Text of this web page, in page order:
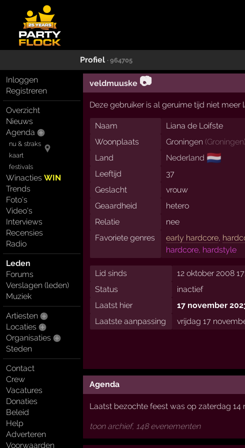
Profiel · 964705
Inloggen
Registreren
Overzicht
Nieuws
Agenda
nu & straks
kaart
festivals
WinactiesWIN
Trends
Foto's
Video's
Interviews
Recensies
Radio
Leden
Forums
Verslagen (leden)
Muziek
Artiesten
Locaties
Organisaties
Steden
Contact
Crew
Vacatures
Donaties
Beleid
Help
Adverteren
Voorwaarden
veldmuuske 📷
Deze gebruiker is al geruime tijd niet
Naam
Liana de Loifste
Woonplaats
Groningen (Groningen
Land
Nederland 🇳🇱
Leeftijd
37
Geslacht
vrouw
Geaardheid
hetero
Relatie
nee
Favoriete genres
early hardcore,
hardcore, hardstyle
Lid sinds
12 oktober 2008
Status
inactief
Laatst hier
17 november
Laatste aanpassing
vrijdag 17
Agenda
Laatst bezochte feest was op zaterdag 14
toon archief, 148 evenementen